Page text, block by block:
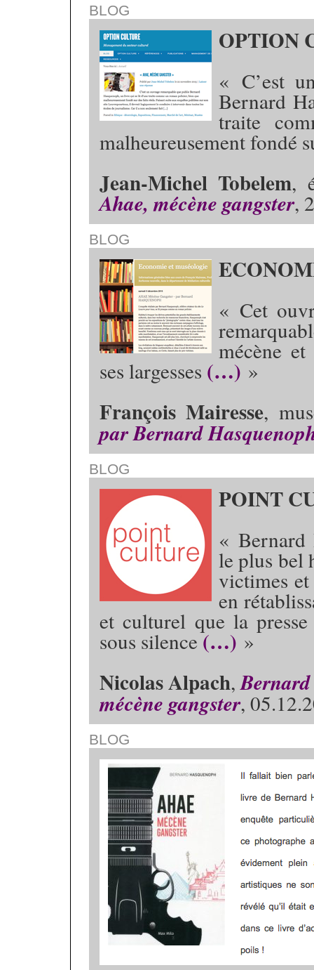
BLOG
OPTION
« C’est
Bernard
traite
malheureusement fondé
Jean-Michel Tobelem,
Ahae, mécène gangster,
BLOG
« Cet
mécène
ses largesses (…) »
François Mairesse,
par Bernard
BLOG
POINT
« Bernard
le plus bel
victimes
en
et culturel que la
sous silence(…) »
Nicolas Alpach,
mécène gangster,
BLOG